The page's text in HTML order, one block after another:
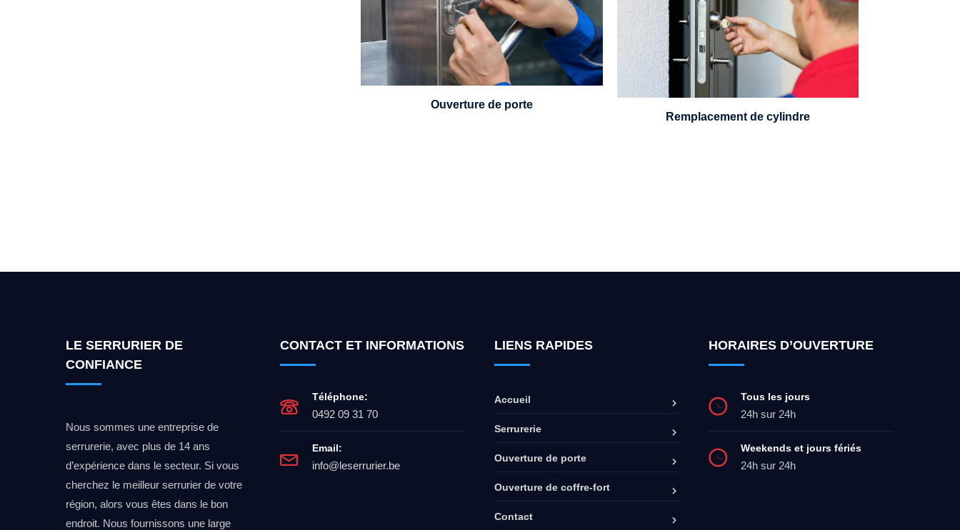
Vous avez perdu vos clés ou la porte s'est
refermée derrière vous ? Un serrurier est
disponible 24h/7.
Ouverture de porte
Un serrurier sera en mesure de choisir et
remplacer un cylindre standard, à 5
leviers ou à 3 leviers, Mul-T-Lock ou
encore multipoints.
Remplacement de cylindre
LE SERRURIER DE
CONFIANCE
Nous sommes une entreprise de
serrurerie, avec plus de 14 ans
d’expérience dans le secteur. Si vous
cherchez le meilleur serrurier de votre
région, alors vous êtes dans le bon
endroit. Nous fournissons une large
CONTACT ET INFORMATIONS
Téléphone:
0492 09 31 70
Email:
info@leserrurier.be
LIENS RAPIDES
Accueil
Serrurerie
Ouverture de porte
Ouverture de coffre-fort
Contact
HORAIRES D’OUVERTURE
Tous les jours
24h sur 24h
Weekends et jours fériés
24h sur 24h